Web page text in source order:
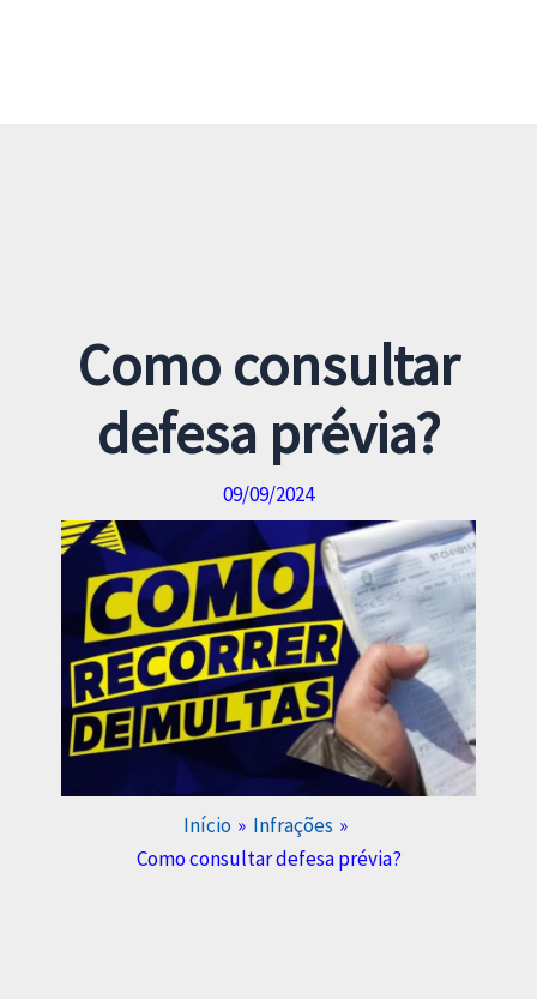
Como consultar
defesa prévia?
09/09/2024
Início
Infrações
Como consultar defesa prévia?